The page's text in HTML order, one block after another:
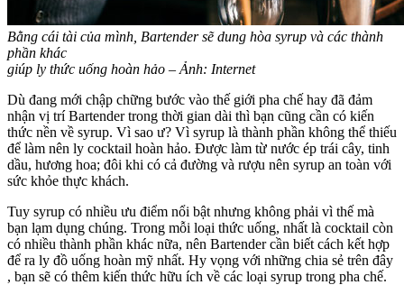
Bằng cái tài của mình, Bartender sẽ dung hòa syrup và các thành
phần khác
giúp ly thức uống hoàn hảo – Ảnh: Internet
Dù đang mới chập chững bước vào thế giới pha chế hay đã đảm
nhận vị trí Bartender trong thời gian dài thì bạn cũng cần có kiến
thức nền về syrup. Vì sao ư? Vì syrup là thành phần không thể thiếu
để làm nên ly cocktail hoàn hảo. Được làm từ nước ép trái cây, tinh
dầu, hương hoa; đôi khi có cả đường và rượu nên syrup an toàn với
sức khỏe thực khách.
Tuy syrup có nhiều ưu điểm nổi bật nhưng không phải vì thế mà
bạn lạm dụng chúng. Trong mỗi loại thức uống, nhất là cocktail còn
có nhiều thành phần khác nữa, nên Bartender cần biết cách kết hợp
để ra ly đồ uống hoàn mỹ nhất. Hy vọng với những chia sẻ trên đây
, bạn sẽ có thêm kiến thức hữu ích về các loại syrup trong pha chế.